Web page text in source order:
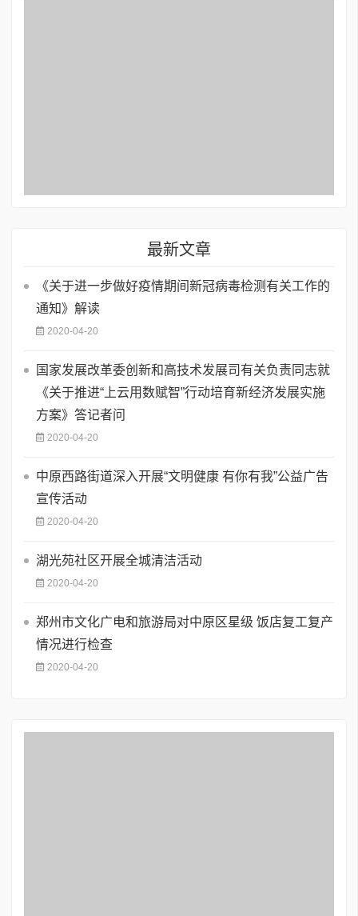
最新文章
《关于进一步做好疫情期间新冠病毒检测有关工作的
通知》解读
2020-04-20
国家发展改革委创新和高技术发展司有关负责同志就
《关于推进“上云用数赋智”行动培育新经济发展实施
方案》答记者问
2020-04-20
中原西路街道深入开展“文明健康 有你有我”公益广告
宣传活动
2020-04-20
湖光苑社区开展全城清洁活动
2020-04-20
郑州市文化广电和旅游局对中原区星级 饭店复工复产
情况进行检查
2020-04-20